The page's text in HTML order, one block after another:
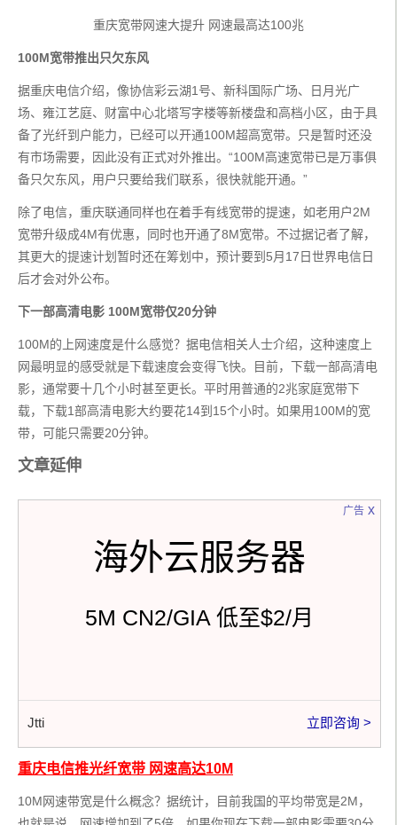
重庆宽带网速大提升 网速最高达100兆
100M宽带推出只欠东风
据重庆电信介绍，像协信彩云湖1号、新科国际广场、日月光广
场、雍江艺庭、财富中心北塔写字楼等新楼盘和高档小区，由于具
备了光纤到户能力，已经可以开通100M超高宽带。只是暂时还没
有市场需要，因此没有正式对外推出。“100M高速宽带已是万事俱
备只欠东风，用户只要给我们联系，很快就能开通。”
除了电信，重庆联通同样也在着手有线宽带的提速，如老用户2M
宽带升级成4M有优惠，同时也开通了8M宽带。不过据记者了解，
其更大的提速计划暂时还在筹划中，预计要到5月17日世界电信日
后才会对外公布。
下一部高清电影 100M宽带仅20分钟
100M的上网速度是什么感觉？据电信相关人士介绍，这种速度上
网最明显的感受就是下载速度会变得飞快。目前，下载一部高清电
影，通常要十几个小时甚至更长。平时用普通的2兆家庭宽带下
载，下载1部高清电影大约要花14到15个小时。如果用100M的宽
带，可能只需要20分钟。
文章延伸
广告
海外云服务器
5M CN2/GIA 低至$2/月
Jtti 立即咨询 >
x
重庆电信推光纤宽带 网速高达10M
10M网速带宽是什么概念？据统计，目前我国的平均带宽是2M，